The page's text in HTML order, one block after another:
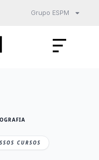
Grupo ESPM
CURSOS